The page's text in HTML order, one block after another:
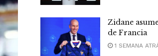
Zidane
de Francia
1 SEMANA